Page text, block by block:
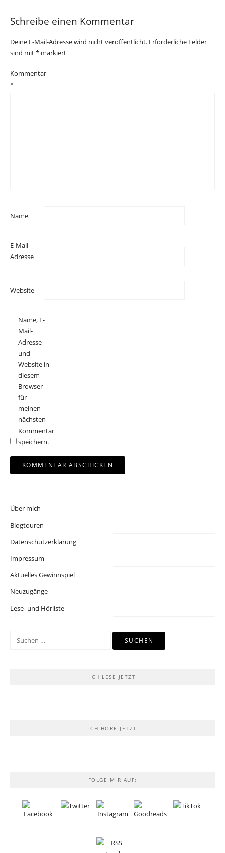
Schreibe einen Kommentar
Deine E-Mail-Adresse wird nicht veröffentlicht. Erforderliche Felder
sind mit* markiert
Kommentar
*
Name
E-Mail-
Adresse
Website
Name, E-
Mail-
Adresse
und
Website in
diesem
Browser
für
meinen
nächsten
Kommentar
speichern.
Über mich
Blogtouren
Datenschutzerklärung
Impressum
Aktuelles Gewinnspiel
Neuzugänge
Lese- und Hörliste
Suchen
ICH LESE JETZT
ICH HÖRE JETZT
FOLGE MIR AUF: